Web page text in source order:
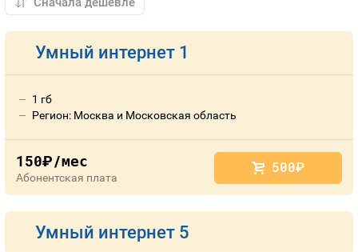
Умный интернет 1
1 гб
Регион: Москва и Московская область
150руб./мес
Абонентская плата
500руб.
Умный интернет 5